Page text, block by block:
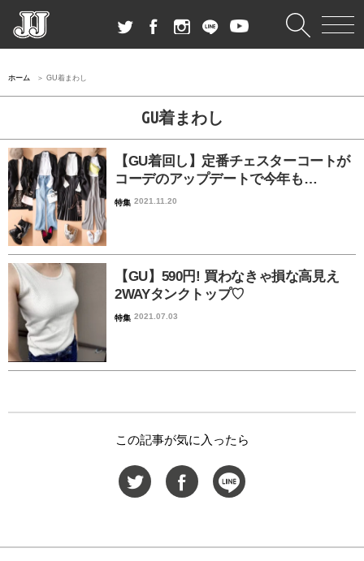
ホーム GU着まわし
GU着まわし
【GU着回し】定番チェスターコートが
コーデのアップデートで今年も…
特集 2021.11.20
【GU】590円! 買わなきゃ損な高見え
2WAYタンクトップ♡
特集 2021.07.03
この記事が気に入ったら